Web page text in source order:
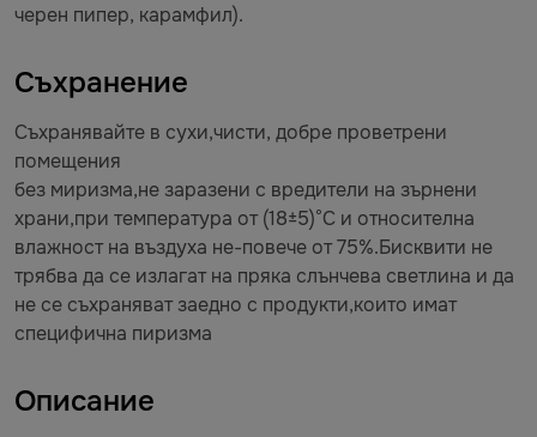
черен пипер, карамфил).
Съхранение
Съхранявайте в сухи,чисти, добре проветрени
помещения
без миризма,не заразени с вредители на зърнени
храни,при температура от (18±5)°С и относителна
влажност на въздуха не-повече от 75%.Бисквити не
трябва да се излагат на пряка слънчева светлина и да
не се съхраняват заедно с продукти,които имат
специфична пиризма
Описание